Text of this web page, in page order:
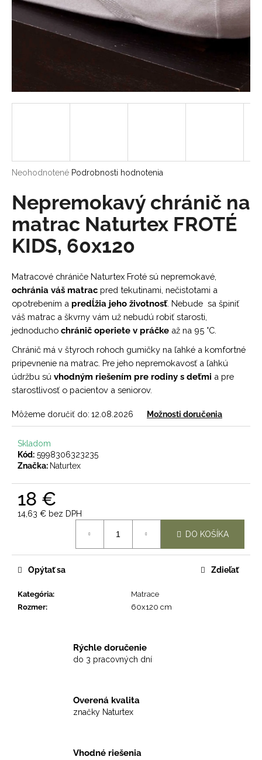
Priemerné
produktu
je
z
5
hviezdičiek.
Neohodnotené Podrobnosti hodnotenia
Nepremokavý chránič na
matrac Naturtex FROTÉ
KIDS, 60x120
Matracové chrániče Naturtex Froté sú nepremokavé,
ochránia váš matrac pred tekutinami, nečistotami a
opotrebením a predĺžia jeho životnosť. Nebude sa špiniť
váš matrac a škvrny vám už nebudú robiť starosti,
jednoducho chránič operiete v práčke až na 95 °C.
Chránič má v štyroch rohoch gumičky na ľahké a komfortné
pripevnenie na matrac. Pre jeho nepremokavosť a ľahkú
údržbu sú vhodným riešením pre rodiny s deťmi a pre
starostlivosť o pacientov a seniorov.
Môžeme doručiť do: 12.08.2026 Možnosti doručenia
Skladom
Kód: 5998306323235
Značka: Naturtex
18 €
14,63 € bez DPH
DO KOŠÍKA
Kategória:
Matrace
Rozmer: 60x120 cm
Opýtať sa Zdieľať
Rýchle doručenie
do 3 pracovných dní
Overená kvalita
značky Naturtex
Vhodné riešenia
á
d
p
o
r
ú
a
m
e